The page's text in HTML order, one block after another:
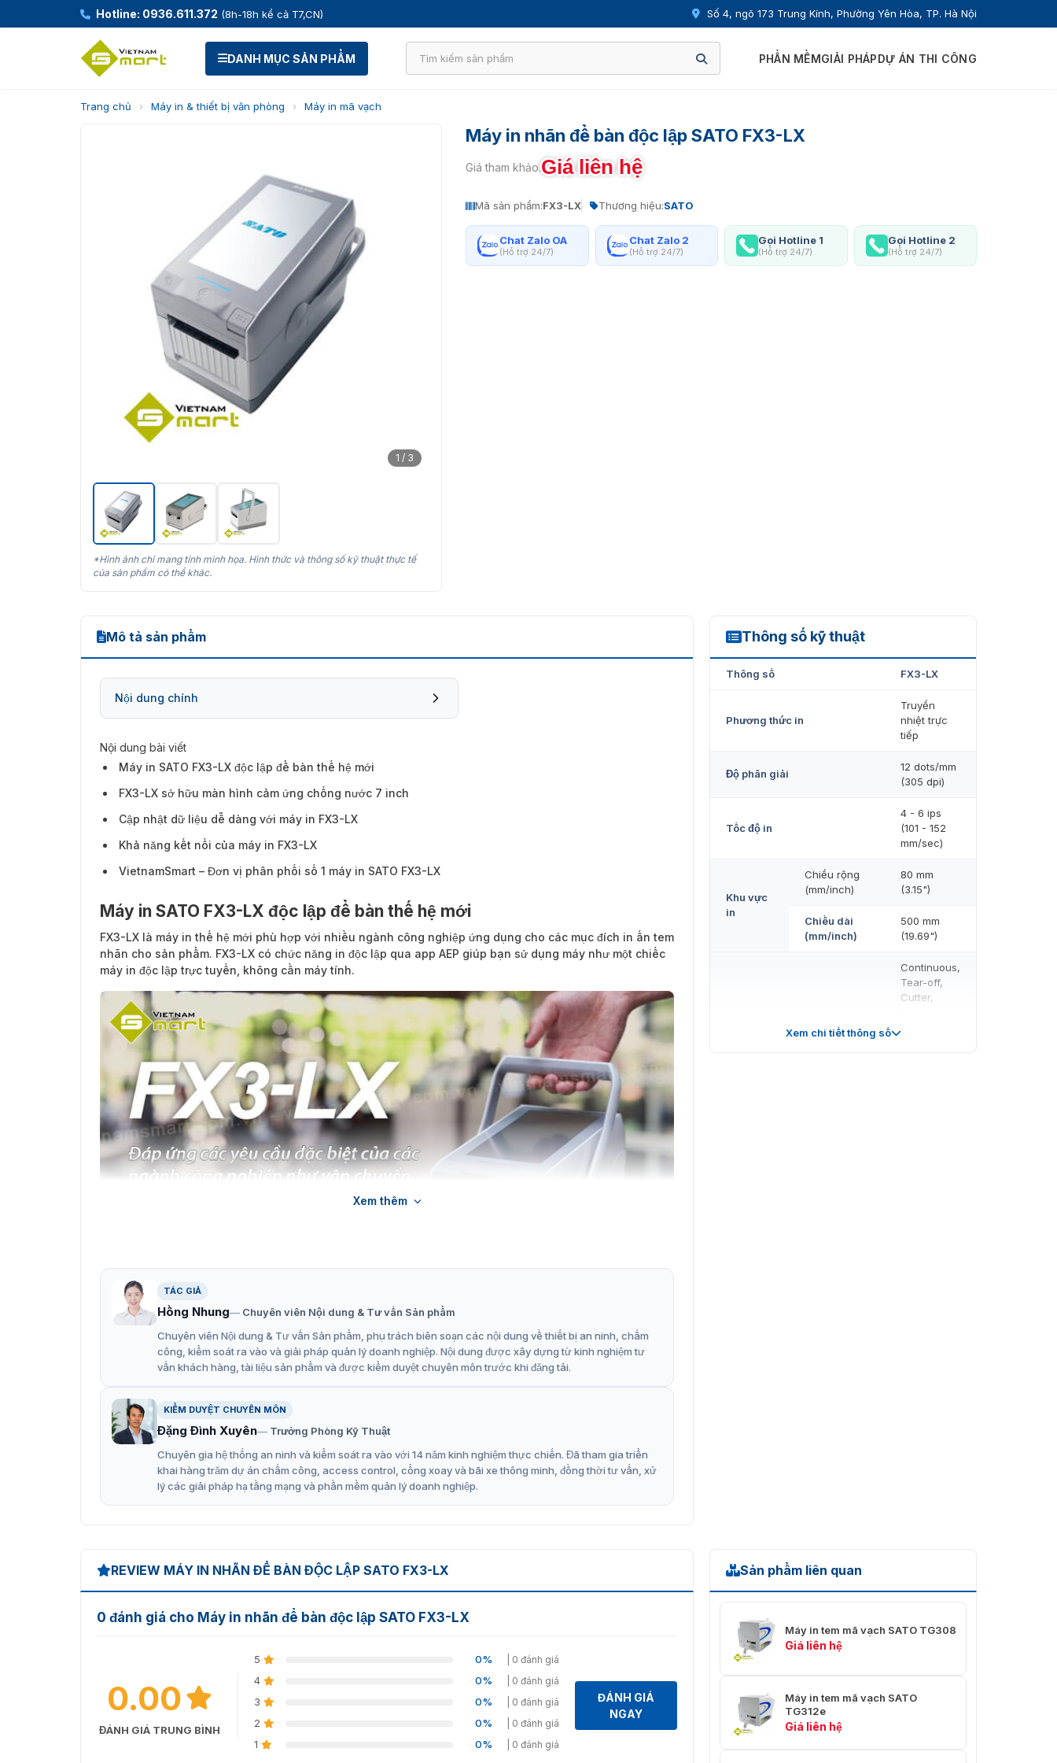
Hotline: 0936.611.372 (8h-18h kể cả T7,CN) Số 4, ngõ 173 Trung Kính, Phường Yên Hòa, TP. Hà Nội
DANH MỤC SẢN PHẨM PHẦN MỀMGIẢI PHÁPDỰ ÁN THI CÔNG
Trang chủ › Máy in & thiết bị văn phòng › Máy in mã vạch
1 / 3
*Hình ảnh chỉ mang tính minh họa. Hình thức và thông số kỹ thuật thực tế
của sản phẩm có thể khác.
Máy in nhãn để bàn độc lập SATO FX3-LX
Giá tham khảo:Giá liên hệ
Mã sản phẩm:FX3-LX Thương hiệu:SATO
Chat Zalo OA
(Hỗ trợ 24/7)
Chat Zalo 2
(Hỗ trợ 24/7)
Gọi Hotline 1
(Hỗ trợ 24/7)
Gọi Hotline 2
(Hỗ trợ 24/7)
Mô tả sản phẩm
Nội dung chính
Nội dung bài viết
Máy in SATO FX3-LX độc lập để bàn thế hệ mới
FX3-LX sở hữu màn hình cảm ứng chống nước 7 inch
Cập nhật dữ liệu dễ dàng với máy in FX3-LX
Khả năng kết nối của máy in FX3-LX
VietnamSmart – Đơn vị phân phối số 1 máy in SATO FX3-LX
Máy in SATO FX3-LX độc lập để bàn thế hệ mới
FX3-LX là máy in thế hệ mới phù hợp với nhiều ngành công nghiệp ứng dụng cho các mục đích in ấn tem
nhãn cho sản phẩm. FX3-LX có chức năng in độc lập qua app AEP giúp bạn sử dụng máy như một chiếc
máy in độc lập trực tuyến, không cần máy tính.
Giải pháp sử dụng máy in nhãn để bàn độc lập SATO FX3-LX ứng dụng cho các ngàng công nghiệp
Ngoài ra, thiết bị này còn tương thích với Dịch vụ trực tuyến SATO (SOS), một giải pháp bảo trì chủ động
trên nền tảng đám mây, có thể hỗ trợ kịp thời và giảm thiểu thời gian chết không cần thiết.
FX3-LX sở hữu màn hình cảm ứng chống nước 7 inch
FX3-LX sở hữu màn hình cảm ứng chống nước sử dụng công nghệ hiển thị LCD có kích thước đường
chéo là 7 inch, tương đương khoảng 17,78 centimet. Màn hình LCD 7 inch trên FX3-LX có độ sáng, độ
Xem thêm
TÁC GIẢ
Hồng Nhung
Chuyên viên Nội dung & Tư vấn Sản phẩm
Chuyên viên Nội dung & Tư vấn Sản phẩm, phụ trách biên soạn các nội dung về thiết bị an ninh, chấm
công, kiểm soát ra vào và giải pháp quản lý doanh nghiệp. Nội dung được xây dựng từ kinh nghiệm tư
vấn khách hàng, tài liệu sản phẩm và được kiểm duyệt chuyên môn trước khi đăng tải.
KIỂM DUYỆT CHUYÊN MÔN
Đặng Đình Xuyên
Trưởng Phòng Kỹ Thuật
Chuyên gia hệ thống an ninh và kiểm soát ra vào với 14 năm kinh nghiệm thực chiến. Đã tham gia triển
khai hàng trăm dự án chấm công, access control, cổng xoay và bãi xe thông minh, đồng thời tư vấn, xử
lý các giải pháp hạ tầng mạng và phần mềm quản lý doanh nghiệp.
Thông số kỹ thuật
FX3-LX
Thông số FX3-LX
Phương thức in
Truyền
nhiệt trực
tiếp
Độ phân giải
12 dots/mm
(305 dpi)
Tốc độ in
4 - 6 ips
(101 - 152
mm/sec)
Khu vực
in
Chiều rộng
(mm/inch)
80 mm
(3.15")
Chiều dài
(mm/inch)
500 mm
(19.69")
Continuous,
Tear-off,
Cutter,
Xem chi tiết thông số
REVIEW MÁY IN NHÃN ĐỂ BÀN ĐỘC LẬP SATO FX3-LX
0 đánh giá cho Máy in nhãn để bàn độc lập SATO FX3-LX
0.00
ĐÁNH GIÁ TRUNG BÌNH
5 0% | 0 đánh giá
4 0% | 0 đánh giá
3 0% | 0 đánh giá
2 0% | 0 đánh giá
1 0% | 0 đánh giá
ĐÁNH GIÁ
NGAY
Sản phẩm liên quan
Máy in tem mã vạch SATO TG308
Giá liên hệ
Máy in tem mã vạch SATO
TG312e
Giá liên hệ